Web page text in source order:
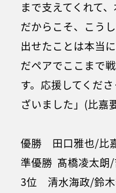
まで支えてくれて
だからこそ、こう
出せたことは本当
だペアでここまで
す。応援してくだ
ざいました」(比嘉
優勝 田口雅也/比
準優勝 髙橋凌太朗
3位 清水海政/鈴木